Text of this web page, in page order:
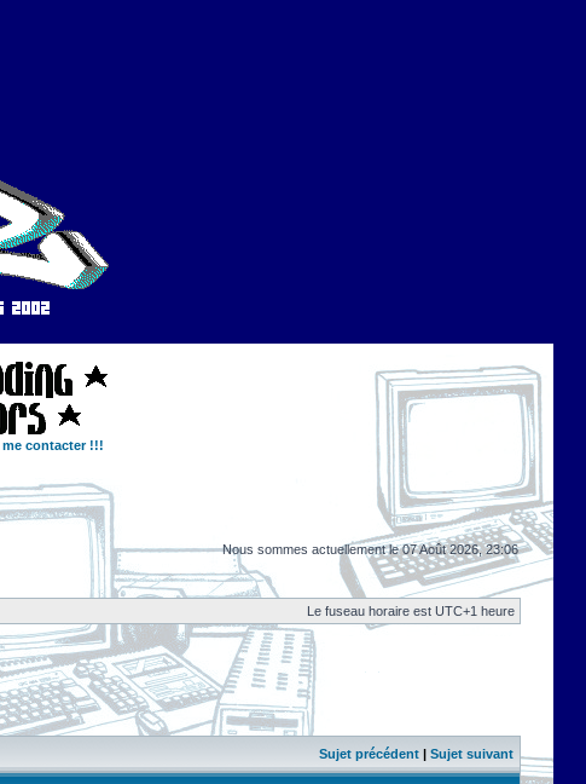
me contacter !!!
Nous sommes actuellement le 07 Août 2026, 23:06
Le fuseau horaire est UTC+1 heure
Sujet précédent | Sujet suivant